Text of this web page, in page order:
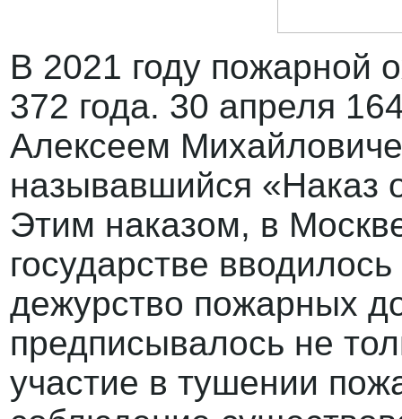
В 2021 году пожарной
372 года. 30 апреля
Алексеем
называвшийся «Наказ
Этим наказом, в
государстве
дежурство пожарных
предписывалось не
участие в тушении